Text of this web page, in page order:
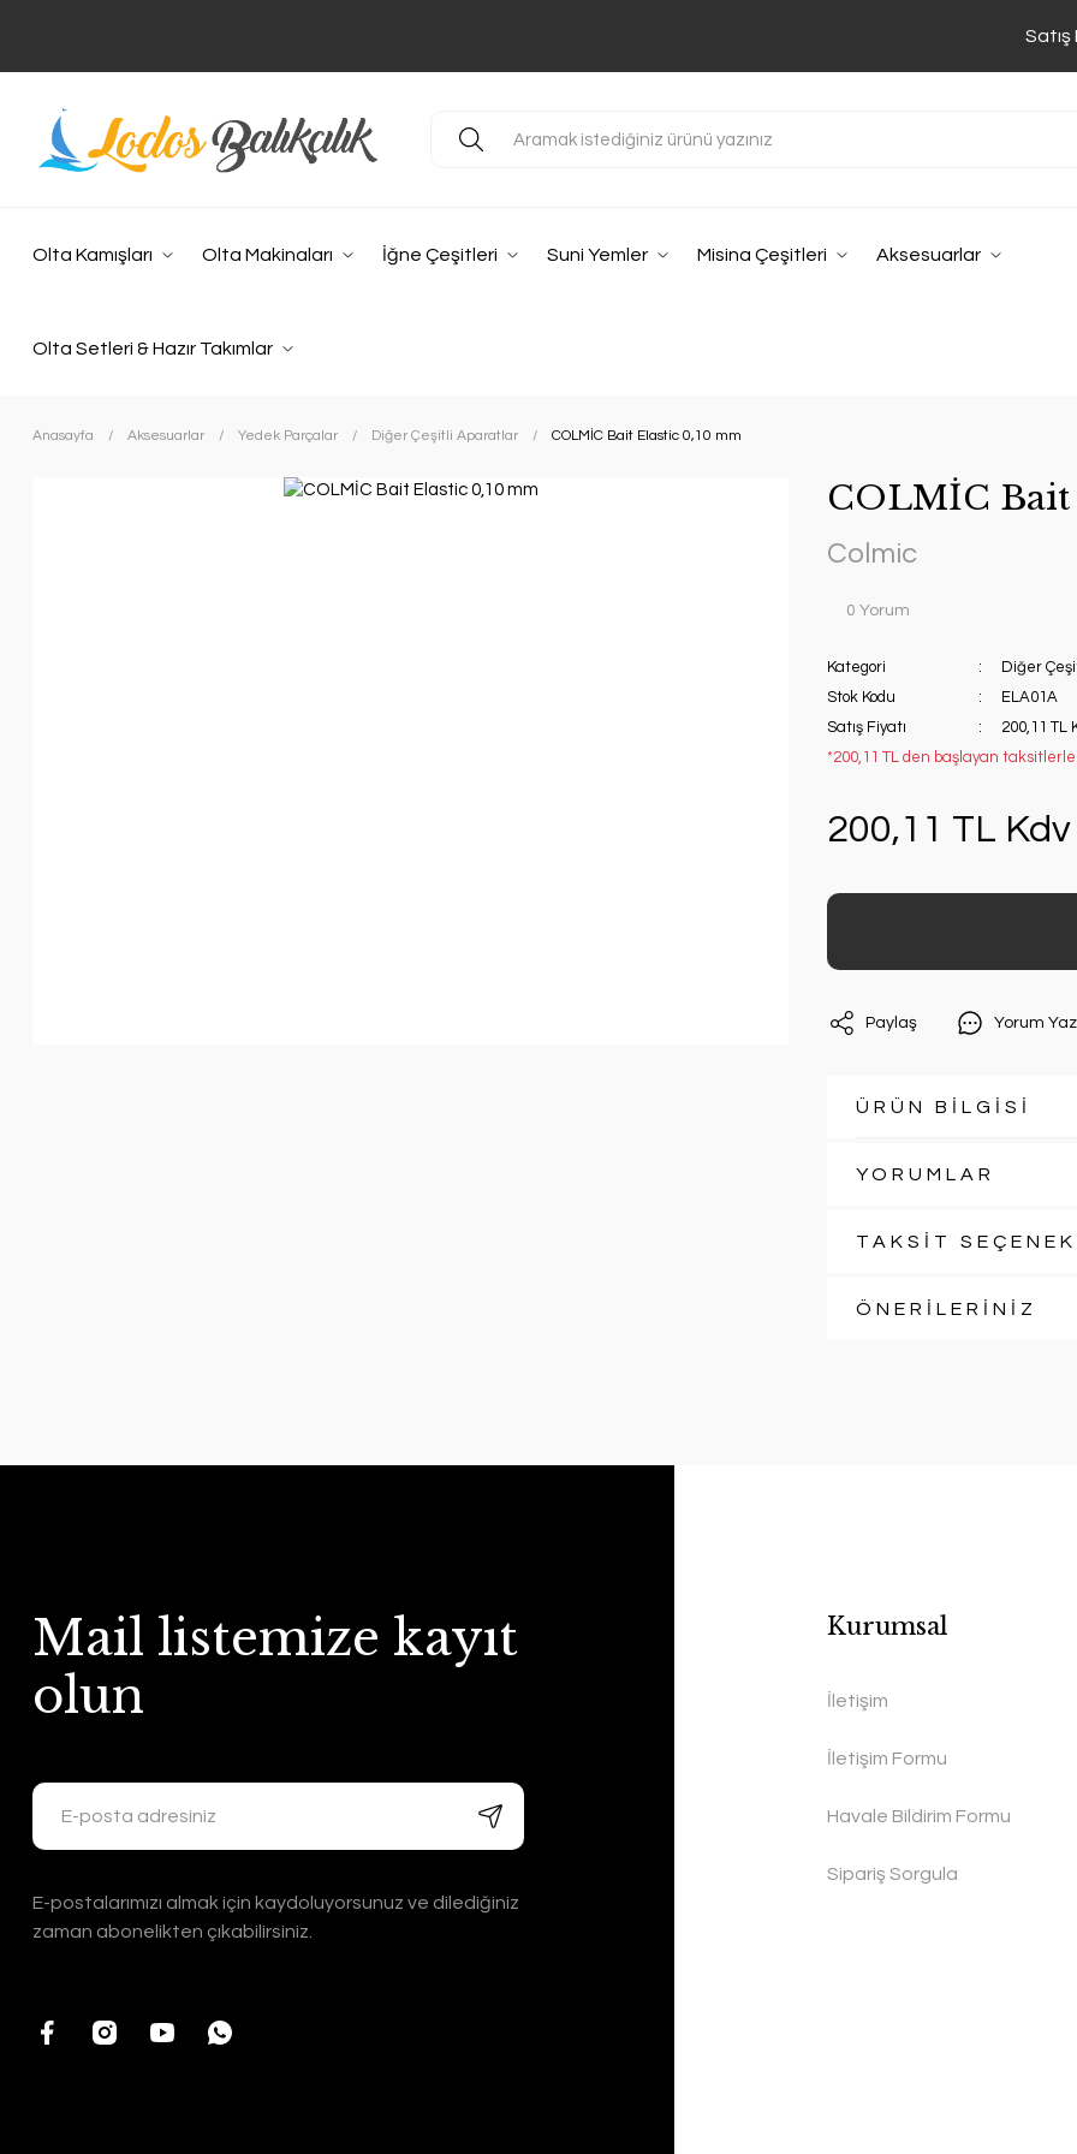
Satış
Olta Kamışları Olta Makinaları İğne Çeşitleri Suni Yemler Misina Çeşitleri Aksesuarlar
Olta Setleri & Hazır Takımlar
Anasayfa Aksesuarlar Yedek Parçalar Diğer Çeşitli Aparatlar COLMİC Bait Elastic 0,10 mm
COLMİC Bait
Colmic
0 Yorum
Kategori
Diğer
Stok Kodu
ELA01A
Satış Fiyatı
200,11 TL
*200,11 TL den başlayan
200,11 TL
Paylaş Yorum Yaz
ÜRÜN BİLGİSİ
YORUMLAR
TAKSİT
ÖNERİLERİNİZ
Mail listemize kayıt
olun
E-postalarımızı almak için kaydoluyorsunuz ve dilediğiniz
zaman abonelikten çıkabilirsiniz.
Kurumsal
İletişim
İletişim Formu
Havale Bildirim Formu
Sipariş Sorgula